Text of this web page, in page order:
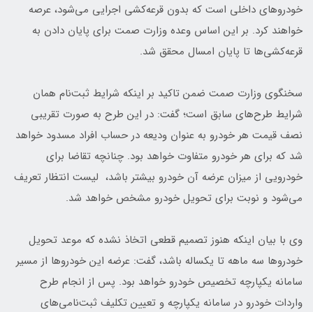
خودروهای داخلی است که بدون قرعه‌کشی اجرایی می‌شود، عرصه
خواهند کرد. بر این اساس وعده وزارت صمت برای پایان دادن به
قرعه‌کشی‌ها تا پایان امسال محقق شد.
سخنگوی وزارت صمت ضمن تاکید بر اینکه شرایط ثبت‌نام همان
شرایط طرح‌های سابق است؛ گفت: در این طرح به صورت تقریبی
نصف قیمت هر خودرو به عنوان ودیعه در حساب افراد مسدود خواهد
شد که برای هر خودرو متفاوت خواهد بود. چنانچه تقاضا برای
خودرویی از میزان عرضه آن خودرو بیشتر باشد، لیست انتظار تعریف
می‌شود و نوبت برای تحویل خودرو مشخص خواهد شد.
وی با بیان اینکه هنوز تصمیم قطعی اتخاذ نشده که موعد تحویل
خودروها سه ماهه تا یکساله باشد، گفت: عرضه این خودروها از مسیر
سامانه یکپارچه تخصیص خودرو خواهد بود. پس از انجام طرح
واردات خودرو در سامانه یکپارچه و تعیین تکلیف ثبت‌نامی‌های